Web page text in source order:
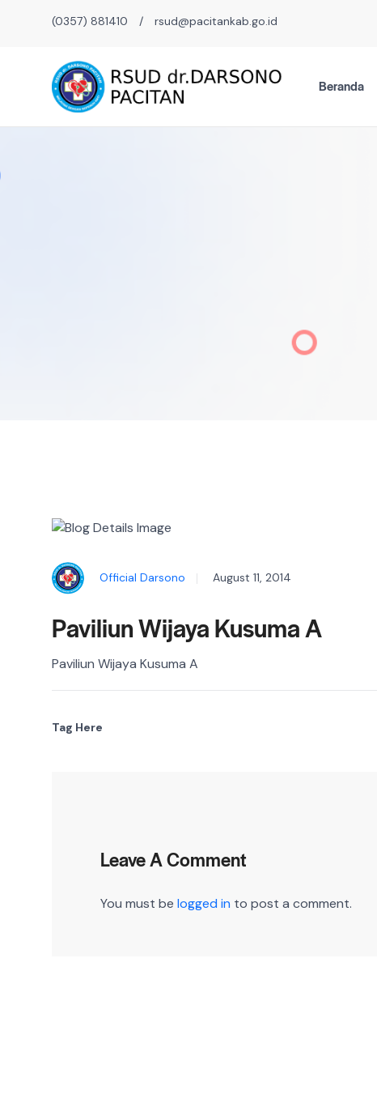
(0357) 881410 / rsud@pacitankab.go.id
Beranda
Official Darsono August 11, 2014
Paviliun Wijaya Kusuma A
Paviliun Wijaya Kusuma A
Tag Here
Leave A Comment
You must be logged in to post a comment.